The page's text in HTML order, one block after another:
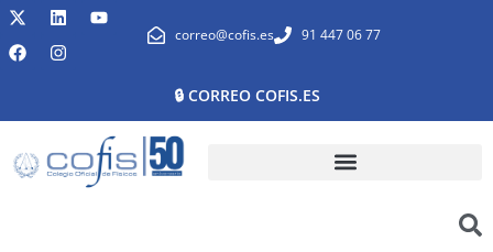
correo@cofis.es 91 447 06 77
🔒 CORREO COFIS.ES